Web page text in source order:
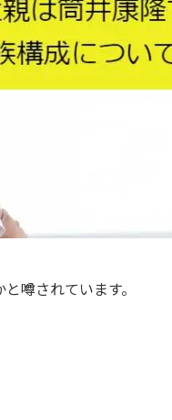
噂されています。